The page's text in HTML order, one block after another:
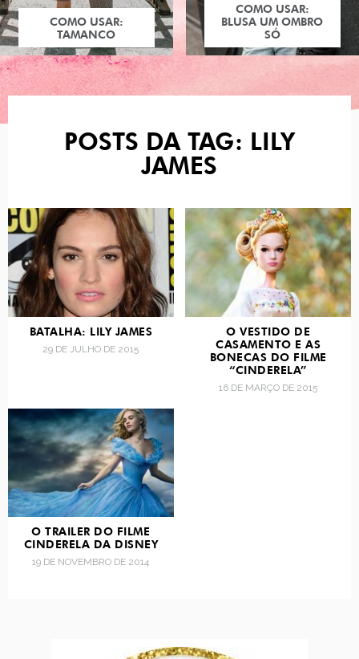
COMO USAR:
TAMANCO
COMO USAR:
BLUSA UM OMBRO
SÓ
POSTS DA TAG: LILY
JAMES
BATALHA: LILY JAMES
29 DE JULHO DE 2015
O VESTIDO DE
CASAMENTO E AS
BONECAS DO FILME
“CINDERELA”
16 DE MARÇO DE 2015
O TRAILER DO FILME
CINDERELA DA DISNEY
19 DE NOVEMBRO DE 2014